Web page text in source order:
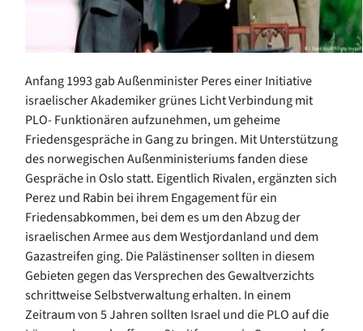
Anfang 1993 gab Außenminister Peres einer Initiative
israelischer Akademiker grünes Licht Verbindung mit
PLO- Funktionären aufzunehmen, um geheime
Friedensgespräche in Gang zu bringen. Mit Unterstützung
des norwegischen Außenministeriums fanden diese
Gespräche in Oslo statt. Eigentlich Rivalen, ergänzten sich
Perez und Rabin bei ihrem Engagement für ein
Friedensabkommen, bei dem es um den Abzug der
israelischen Armee aus dem Westjordanland und dem
Gazastreifen ging. Die Palästinenser sollten in diesem
Gebieten gegen das Versprechen des Gewaltverzichts
schrittweise Selbstverwaltung erhalten. In einem
Zeitraum von 5 Jahren sollten Israel und die PLO auf die